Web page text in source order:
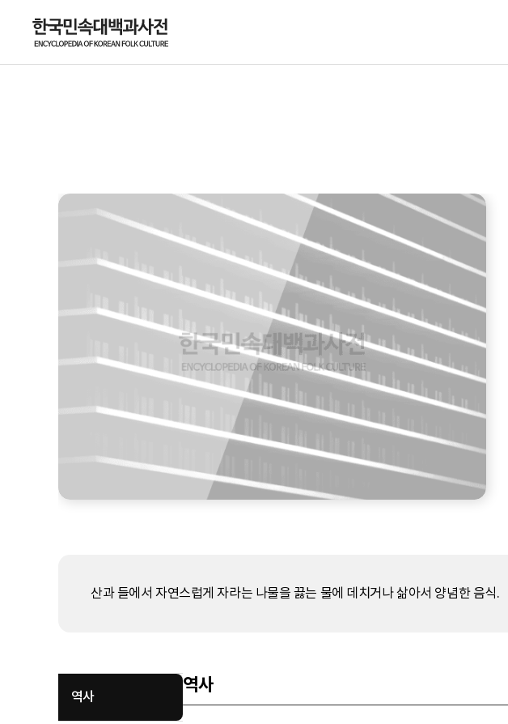
산과 들에서 자연스럽게 자라는 나물을 끓는 물에 데치거나 삶아서 양념한 음식.
역사
역사